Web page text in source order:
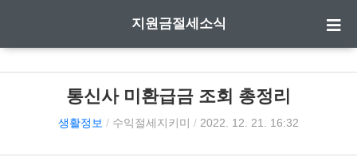
지원금절세소식
통신사 미환급금 조회 총정리
생활정보 / 수익절세지키미 / 2022. 12. 21. 16:32